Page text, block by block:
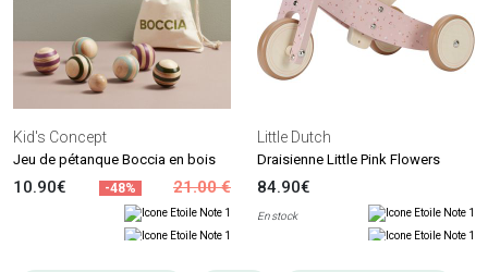
Kid's Concept
Jeu de pétanque Boccia en bois
10.90€ -48% 21.00 €
Little Dutch
Draisienne Little Pink Flowers
84.90€
En stock